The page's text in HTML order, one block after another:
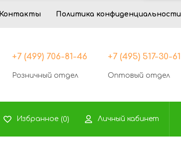
Контакты Политика конфиденциальности
+7 (499) 706-81-46
Розничный отдел
+7 (495) 517-30-61
Оптовый отдел
Избранное (0) Личный кабинет